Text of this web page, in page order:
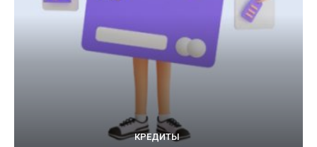
КРЕДИТЫ